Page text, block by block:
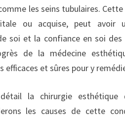
les seins tubulaires.
ou acquise, peut avoir
soi et la confiance en soi des
de la médecine
efficaces et sûres pour y
la chirurgie esthétique
les causes de cette